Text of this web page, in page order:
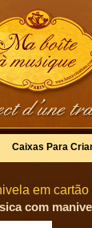
Caixas Para
em cartão
com